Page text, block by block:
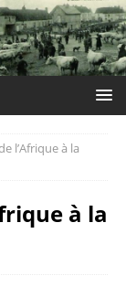
l’Afrique à la
à la